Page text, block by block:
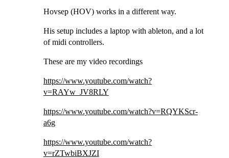
Hovsep (HOV) works in a different way.
His setup includes a laptop with ableton, and a lot
of midi controllers.
These are my video recordings
https://www.youtube.com/watch?
v=RAYw_JV8RLY
https://www.youtube.com/watch?v=RQYKScr-
a6g
https://www.youtube.com/watch?
v=rZTwbiBXJZI